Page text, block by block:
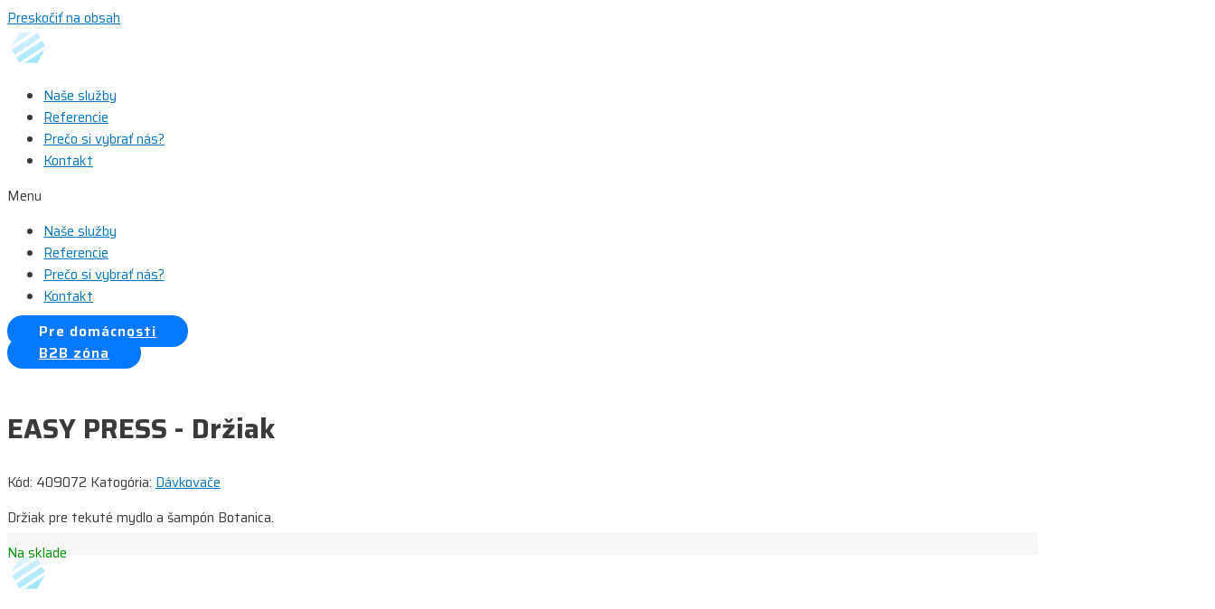
Preskočiť na obsah
Naše služby
Referencie
Prečo si vybrať nás?
Kontakt
Menu
Naše služby
Referencie
Prečo si vybrať nás?
Kontakt
Pre domácnosti
B2B zóna
EASY PRESS - Držiak
Kód: 409072 Katogória: Dávkovače
Držiak pre tekuté mydlo a šampón Botanica.
Na sklade